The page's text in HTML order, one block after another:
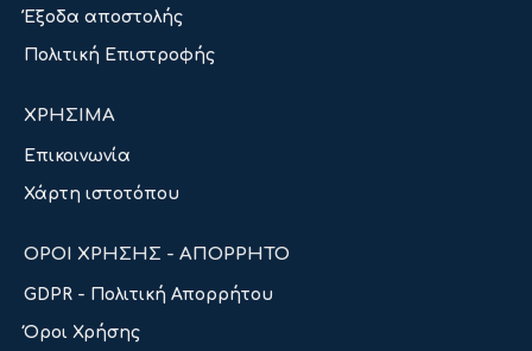
Έξοδα αποστολής
Πολιτική Επιστροφής
ΧΡΗΣΙΜΑ
Επικοινωνία
Χάρτη ιστοτόπου
ΟΡΟΙ ΧΡΗΣΗΣ - ΑΠΟΡΡΗΤΟ
GDPR - Πολιτική Απορρήτου
Όροι Χρήσης